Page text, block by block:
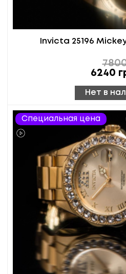
Invicta 25196
6240
Нет в
Специальная цена